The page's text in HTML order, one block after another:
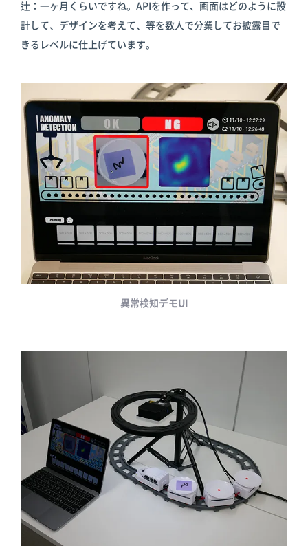
辻：一ヶ月くらいですね。APIを作って、画面はどのように設
計して、デザインを考えて、等を数人で分業してお披露目で
きるレベルに仕上げています。
異常検知デモUI